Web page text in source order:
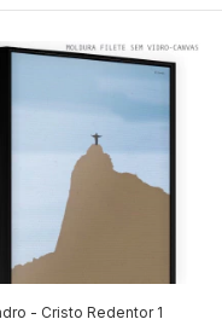
- Cristo Redentor 1